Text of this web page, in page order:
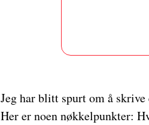
Jeg har blitt spurt om å
Her er noen nøkkelpunkter: